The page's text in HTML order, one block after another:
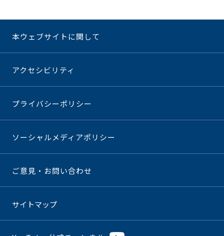
本ウェブサイトに関して
アクセシビリティ
プライバシーポリシー
ソーシャルメディアポリシー
ご意見・お問い合わせ
サイトマップ